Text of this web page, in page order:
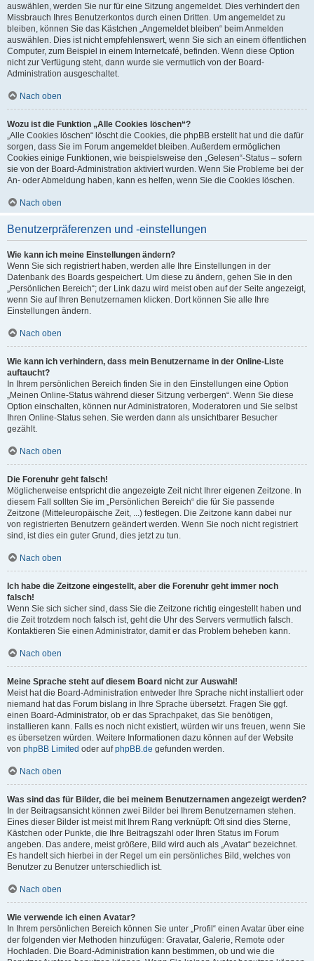
auswählen, werden Sie nur für eine Sitzung angemeldet. Dies verhindert den
Missbrauch Ihres Benutzerkontos durch einen Dritten. Um angemeldet zu
bleiben, können Sie das Kästchen „Angemeldet bleiben“ beim Anmelden
auswählen. Dies ist nicht empfehlenswert, wenn Sie sich an einem öffentlichen
Computer, zum Beispiel in einem Internetcafé, befinden. Wenn diese Option
nicht zur Verfügung steht, dann wurde sie vermutlich von der Board-
Administration ausgeschaltet.
Nach oben
Wozu ist die Funktion „Alle Cookies löschen“?
„Alle Cookies löschen“ löscht die Cookies, die phpBB erstellt hat und die dafür
sorgen, dass Sie im Forum angemeldet bleiben. Außerdem ermöglichen
Cookies einige Funktionen, wie beispielsweise den „Gelesen“-Status – sofern
sie von der Board-Administration aktiviert wurden. Wenn Sie Probleme bei der
An- oder Abmeldung haben, kann es helfen, wenn Sie die Cookies löschen.
Nach oben
Benutzerpräferenzen und -einstellungen
Wie kann ich meine Einstellungen ändern?
Wenn Sie sich registriert haben, werden alle Ihre Einstellungen in der
Datenbank des Boards gespeichert. Um diese zu ändern, gehen Sie in den
„Persönlichen Bereich“; der Link dazu wird meist oben auf der Seite angezeigt,
wenn Sie auf Ihren Benutzernamen klicken. Dort können Sie alle Ihre
Einstellungen ändern.
Nach oben
Wie kann ich verhindern, dass mein Benutzername in der Online-Liste
auftaucht?
In Ihrem persönlichen Bereich finden Sie in den Einstellungen eine Option
„Meinen Online-Status während dieser Sitzung verbergen“. Wenn Sie diese
Option einschalten, können nur Administratoren, Moderatoren und Sie selbst
Ihren Online-Status sehen. Sie werden dann als unsichtbarer Besucher
gezählt.
Nach oben
Die Forenuhr geht falsch!
Möglicherweise entspricht die angezeigte Zeit nicht Ihrer eigenen Zeitzone. In
diesem Fall sollten Sie im „Persönlichen Bereich“ die für Sie passende
Zeitzone (Mitteleuropäische Zeit, ...) festlegen. Die Zeitzone kann dabei nur
von registrierten Benutzern geändert werden. Wenn Sie noch nicht registriert
sind, ist dies ein guter Grund, dies jetzt zu tun.
Nach oben
Ich habe die Zeitzone eingestellt, aber die Forenuhr geht immer noch
falsch!
Wenn Sie sich sicher sind, dass Sie die Zeitzone richtig eingestellt haben und
die Zeit trotzdem noch falsch ist, geht die Uhr des Servers vermutlich falsch.
Kontaktieren Sie einen Administrator, damit er das Problem beheben kann.
Nach oben
Meine Sprache steht auf diesem Board nicht zur Auswahl!
Meist hat die Board-Administration entweder Ihre Sprache nicht installiert oder
niemand hat das Forum bislang in Ihre Sprache übersetzt. Fragen Sie ggf.
einen Board-Administrator, ob er das Sprachpaket, das Sie benötigen,
installieren kann. Falls es noch nicht existiert, würden wir uns freuen, wenn Sie
es übersetzen würden. Weitere Informationen dazu können auf der Website
von phpBB Limited oder aufphpBB.de gefunden werden.
Nach oben
Was sind das für Bilder, die bei meinem Benutzernamen angezeigt werden?
In der Beitragsansicht können zwei Bilder bei Ihrem Benutzernamen stehen.
Eines dieser Bilder ist meist mit Ihrem Rang verknüpft: Oft sind dies Sterne,
Kästchen oder Punkte, die Ihre Beitragszahl oder Ihren Status im Forum
angeben. Das andere, meist größere, Bild wird auch als „Avatar“ bezeichnet.
Es handelt sich hierbei in der Regel um ein persönliches Bild, welches von
Benutzer zu Benutzer unterschiedlich ist.
Nach oben
Wie verwende ich einen Avatar?
In Ihrem persönlichen Bereich können Sie unter „Profil“ einen Avatar über eine
der folgenden vier Methoden hinzufügen: Gravatar, Galerie, Remote oder
Hochladen. Die Board-Administration kann bestimmen, ob und wie die